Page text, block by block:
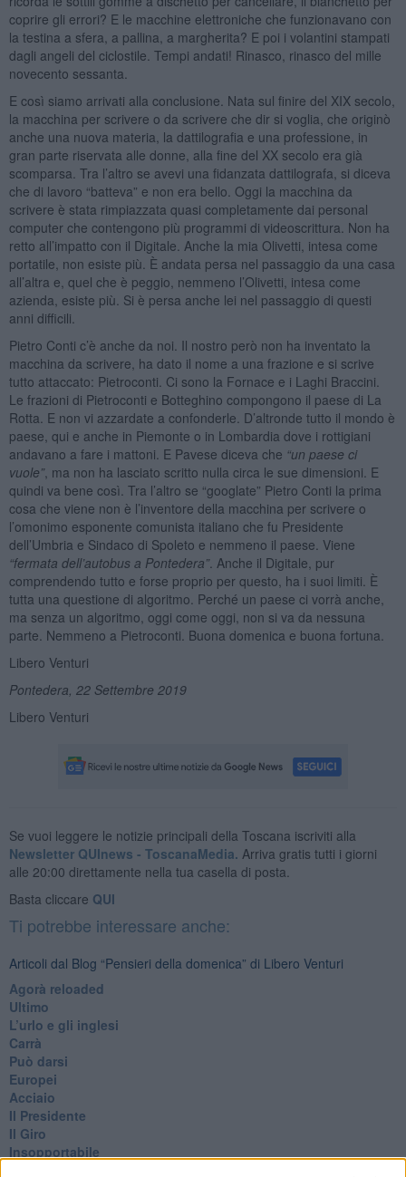
coprire gli errori? E le macchine elettroniche che funzionavano con
la testina a sfera, a pallina, a margherita? E poi i volantini stampati
dagli angeli del ciclostile. Tempi andati! Rinasco, rinasco del mille
novecento sessanta.
E così siamo arrivati alla conclusione. Nata sul finire del XIX secolo,
la macchina per scrivere o da scrivere che dir si voglia, che originò
anche una nuova materia, la dattilografia e una professione, in
gran parte riservata alle donne, alla fine del XX secolo era già
scomparsa. Tra l’altro se avevi una fidanzata dattilografa, si diceva
che di lavoro “batteva” e non era bello. Oggi la macchina da
scrivere è stata rimpiazzata quasi completamente dai personal
computer che contengono più programmi di videoscrittura. Non ha
retto all’impatto con il Digitale. Anche la mia Olivetti, intesa come
portatile, non esiste più. È andata persa nel passaggio da una casa
all’altra e, quel che è peggio, nemmeno l’Olivetti, intesa come
azienda, esiste più. Si è persa anche lei nel passaggio di questi
anni difficili.
Pietro Conti c’è anche da noi. Il nostro però non ha inventato la
macchina da scrivere, ha dato il nome a una frazione e si scrive
tutto attaccato: Pietroconti. Ci sono la Fornace e i Laghi Braccini.
Le frazioni di Pietroconti e Botteghino compongono il paese di La
Rotta. E non vi azzardate a confonderle. D’altronde tutto il mondo è
paese, qui e anche in Piemonte o in Lombardia dove i rottigiani
andavano a fare i mattoni. E Pavese diceva che “un paese ci
vuole”, ma non ha lasciato scritto nulla circa le sue dimensioni. E
quindi va bene così. Tra l’altro se “googlate” Pietro Conti la prima
cosa che viene non è l’inventore della macchina per scrivere o
l’omonimo esponente comunista italiano che fu Presidente
dell’Umbria e Sindaco di Spoleto e nemmeno il paese. Viene
“fermata dell’autobus a Pontedera”. Anche il Digitale, pur
comprendendo tutto e forse proprio per questo, ha i suoi limiti. È
tutta una questione di algoritmo. Perché un paese ci vorrà anche,
ma senza un algoritmo, oggi come oggi, non si va da nessuna
parte. Nemmeno a Pietroconti. Buona domenica e buona fortuna.
Libero Venturi
Pontedera, 22 Settembre 2019
Libero Venturi
Se vuoi leggere le notizie principali della Toscana iscriviti alla
Newsletter QUInews - ToscanaMedia. Arriva gratis tutti i giorni
alle 20:00 direttamente nella tua casella di posta.
Basta cliccare QUI
Ti potrebbe interessare anche:
Articoli dal Blog “Pensieri della domenica” di Libero Venturi
​Agorà reloaded
Ultimo
​L’urlo e gli inglesi
Carrà
Può darsi
Europei
Acciaio
Il Presidente
​Il Giro
Insopportabile